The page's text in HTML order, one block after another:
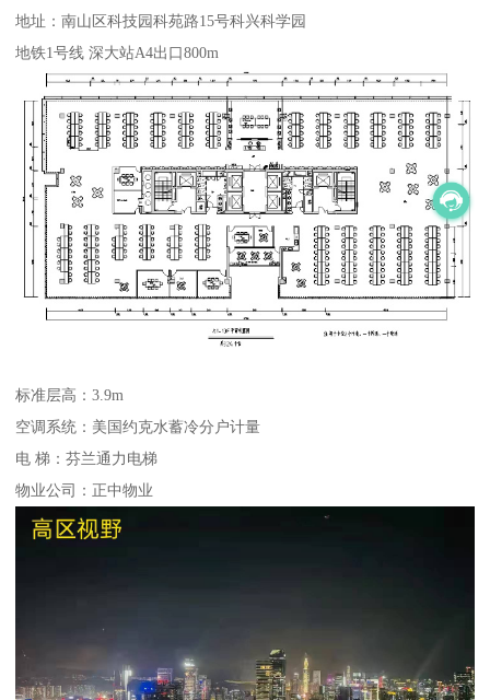
地址：南山区科技园科苑路15号科兴科学园
地铁1号线 深大站A4出口800m
标准层高：3.9m
空调系统：美国约克水蓄冷分户计量
电 梯：芬兰通力电梯
物业公司：正中物业